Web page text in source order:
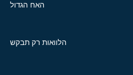
האח הגדול
הלוואות רק תבקש